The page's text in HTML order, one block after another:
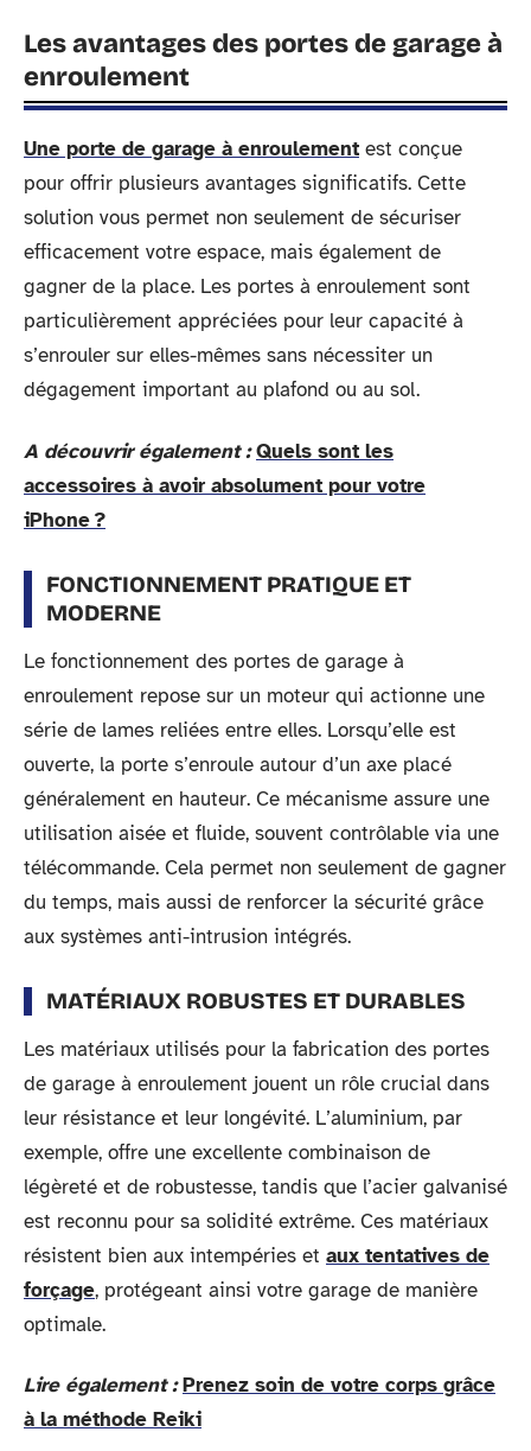
Les avantages des portes de garage à
enroulement
Une porte de garage à enroulement est conçue
pour offrir plusieurs avantages significatifs. Cette
solution vous permet non seulement de sécuriser
efficacement votre espace, mais également de
gagner de la place. Les portes à enroulement sont
particulièrement appréciées pour leur capacité à
s’enrouler sur elles-mêmes sans nécessiter un
dégagement important au plafond ou au sol.
A découvrir également : Quels sont les
accessoires à avoir absolument pour votre
iPhone ?
FONCTIONNEMENT PRATIQUE ET
MODERNE
Le fonctionnement des portes de garage à
enroulement repose sur un moteur qui actionne une
série de lames reliées entre elles. Lorsqu’elle est
ouverte, la porte s’enroule autour d’un axe placé
généralement en hauteur. Ce mécanisme assure une
utilisation aisée et fluide, souvent contrôlable via une
télécommande. Cela permet non seulement de gagner
du temps, mais aussi de renforcer la sécurité grâce
aux systèmes anti-intrusion intégrés.
MATÉRIAUX ROBUSTES ET DURABLES
Les matériaux utilisés pour la fabrication des portes
de garage à enroulement jouent un rôle crucial dans
leur résistance et leur longévité. L’aluminium, par
exemple, offre une excellente combinaison de
légèreté et de robustesse, tandis que l’acier galvanisé
est reconnu pour sa solidité extrême. Ces matériaux
résistent bien aux intempéries et aux tentatives de
forçage, protégeant ainsi votre garage de manière
optimale.
Lire également : Prenez soin de votre corps grâce
à la méthode Reiki